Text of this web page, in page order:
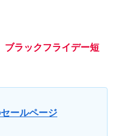
ブラックフライデー短
ールページ